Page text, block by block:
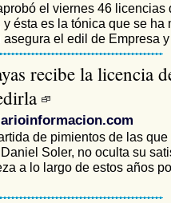
el viernes 46 licencias
ésta es la tónica que se ha
el edil de Empresa
recibe la licencia
de pimientos de las
Soler, no oculta su
a lo largo de estos años